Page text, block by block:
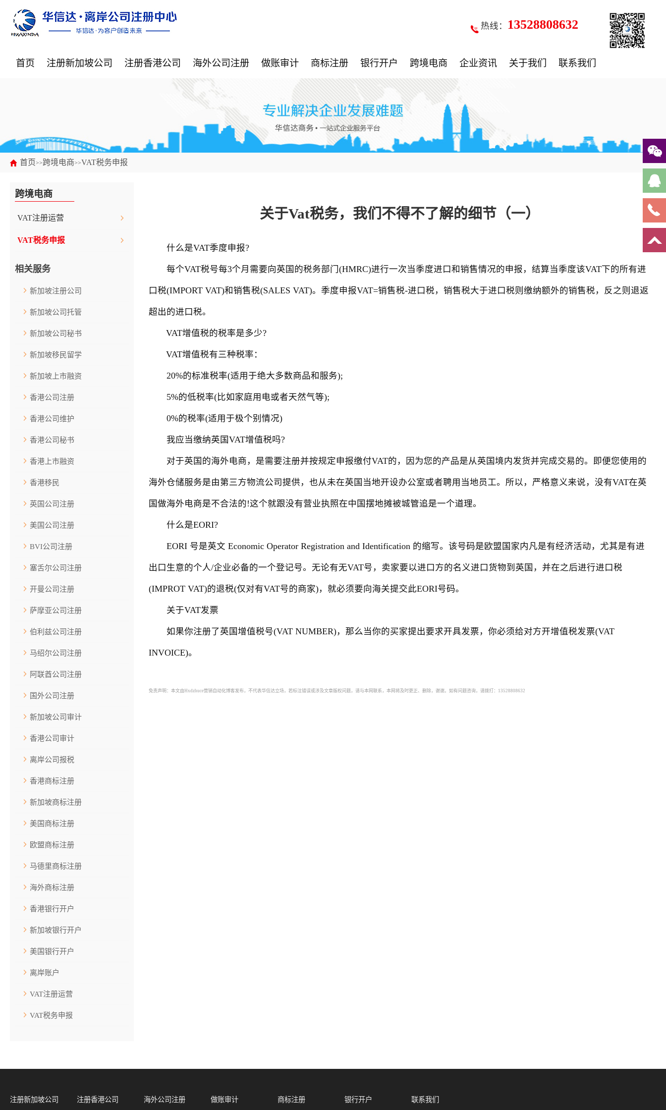
热线： 13528808632
首页 注册新加坡公司 注册香港公司 海外公司注册 做账审计 商标注册 银行开户 跨境电商 企业资讯 关于我们 联系我们
首页>>跨境电商>>VAT税务申报
跨境电商
VAT注册运营
VAT税务申报
相关服务
新加坡注册公司
新加坡公司托管
新加坡公司秘书
新加坡移民留学
新加坡上市融资
香港公司注册
香港公司维护
香港公司秘书
香港上市融资
香港移民
英国公司注册
美国公司注册
BVI公司注册
塞舌尔公司注册
开曼公司注册
萨摩亚公司注册
伯利兹公司注册
马绍尔公司注册
阿联酋公司注册
国外公司注册
新加坡公司审计
香港公司审计
离岸公司报税
香港商标注册
新加坡商标注册
美国商标注册
欧盟商标注册
马德里商标注册
海外商标注册
香港银行开户
新加坡银行开户
美国银行开户
离岸账户
VAT注册运营
VAT税务申报
关于Vat税务，我们不得不了解的细节（一）
什么是VAT季度申报?
每个VAT税号每3个月需要向英国的税务部门(HMRC)进行一次当季度进口和销售情况的申报，结算当季度该VAT下的所有进
口税(IMPORT VAT)和销售税(SALES VAT)。季度申报VAT=销售税-进口税，销售税大于进口税则缴纳额外的销售税，反之则退返
超出的进口税。
VAT增值税的税率是多少?
VAT增值税有三种税率：
20%的标准税率(适用于绝大多数商品和服务);
5%的低税率(比如家庭用电或者天然气等);
0%的税率(适用于极个别情况)
我应当缴纳英国VAT增值税吗?
对于英国的海外电商，是需要注册并按规定申报缴付VAT的，因为您的产品是从英国境内发货并完成交易的。即便您使用的
海外仓储服务是由第三方物流公司提供，也从未在英国当地开设办公室或者聘用当地员工。所以，严格意义来说，没有VAT在英
国做海外电商是不合法的!这个就跟没有营业执照在中国摆地摊被城管追是一个道理。
什么是EORI?
EORI 号是英文 Economic Operator Registration and Identification 的缩写。该号码是欧盟国家内凡是有经济活动，尤其是有进
出口生意的个人/企业必备的一个登记号。无论有无VAT号，卖家要以进口方的名义进口货物到英国，并在之后进行进口税
(IMPROT VAT)的退税(仅对有VAT号的商家)，就必须要向海关提交此EORI号码。
关于VAT发票
如果你注册了英国增值税号(VAT NUMBER)，那么当你的买家提出要求开具发票，你必须给对方开增值税发票(VAT
INVOICE)。
免责声明：本文由Hxdzhuce营销自动化博客发布，不代表华信达立场，若标注错误或涉及文章版权问题，请与本网联系，本网将及时更正、删除，谢谢。如有问题咨询，请拨打：13528808632
注册新加坡公司 注册香港公司 海外公司注册 做账审计 商标注册 银行开户 联系我们